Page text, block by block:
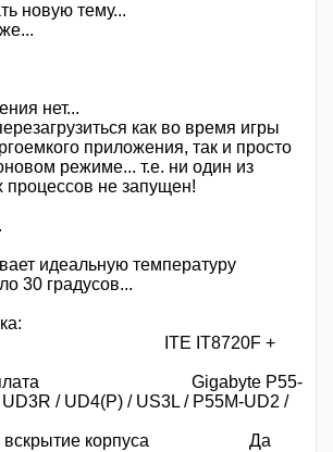
новую тему...
нет...
как во время игры
приложения, так и просто
режиме... т.е. ни один из
процессов не запущен!
идеальную температуру
30 градусов...
ITE IT8720F +
плата Gigabyte P55-
/ UD4(P) / US3L / P55M-UD2 /
вскрытие корпуса Да